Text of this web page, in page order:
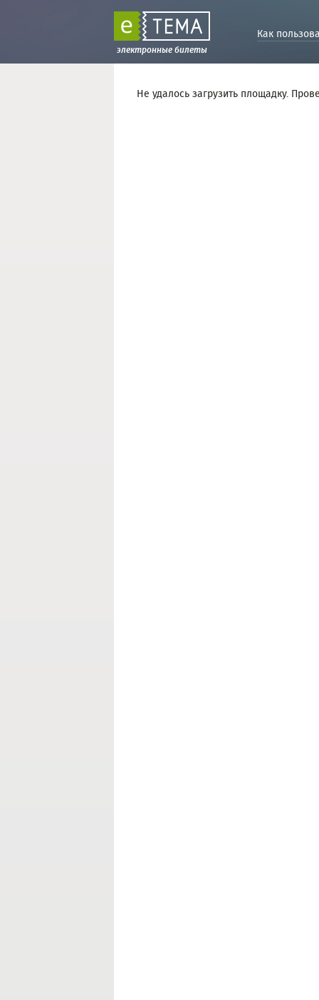
электронные билеты
Как
Не удалось загрузить площадку.